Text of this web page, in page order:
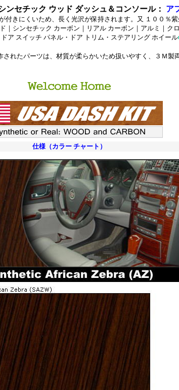
仕様（カラー チャート）
ス・３００Ｃ_クローム/ステンレス_パーツ・３００ツー
ム/ステンレス_
ルーザー_クローム/ステンレス・アスペン_クローム/ステ
ローム/ステンレス・
：ラム_クローム/ステンレス・デュランゴ_クローム/ステ
ーム/ステンレス・
_クローム/ステンレス・ナイトロ_クローム/ステンレス・
テンレス
ャレンジャー_クローム/ステンレス■ジープ：ラングラー_
レス・
・チェロキー_カスタム_グリル・コマンダー_クローム/ス
トヨタ：
タコマ_クローム/ステンレス_パーツ・ＦＪ_クルーザー_ク
ーツ・
ンナー_クローム/ステンレス_パーツ・bB_クローム/ステ
ー_
ローム/ステンレス_パーツ・ハイランダー_クローム/ステン
ガー_クローム/
ローム/ステンレス_パーツ・ヴィッツ_クローム/ステンレ
ス_クローム/
テンレス_パーツ・セコイヤ_クローム/ステンレス_パーツ
ステンレス_
/ステンレス_パーツ・ＲＸ３５０_クローム/ステンレス_
スタム_グリル・ＬＸ５７０_クローム
ル・ＲＸ３３０_クローム/ステンレス・ＬＳ４６０_クロ
３５０_クローム/ステンレス・
タムパーツ、クローム_メッキ製カスタムパーツ
ンドゥ_ピラー_トリム_パック、ステンレス・
ッカーパネル、
_サイド_モール_セット、ステンレス・クロー
ンセチック ウッド ダッシュ＆コンソール： ア
きにくいため、長く光沢が保持されます。又 １００％
シンセチック カーボン｜リアル カーボン｜アルミ｜ク
ア スイッチ パネル・ドア トリム・ステアリング ホイール
れたパーツは、材質が柔らかいため扱いやすく、３Ｍ製